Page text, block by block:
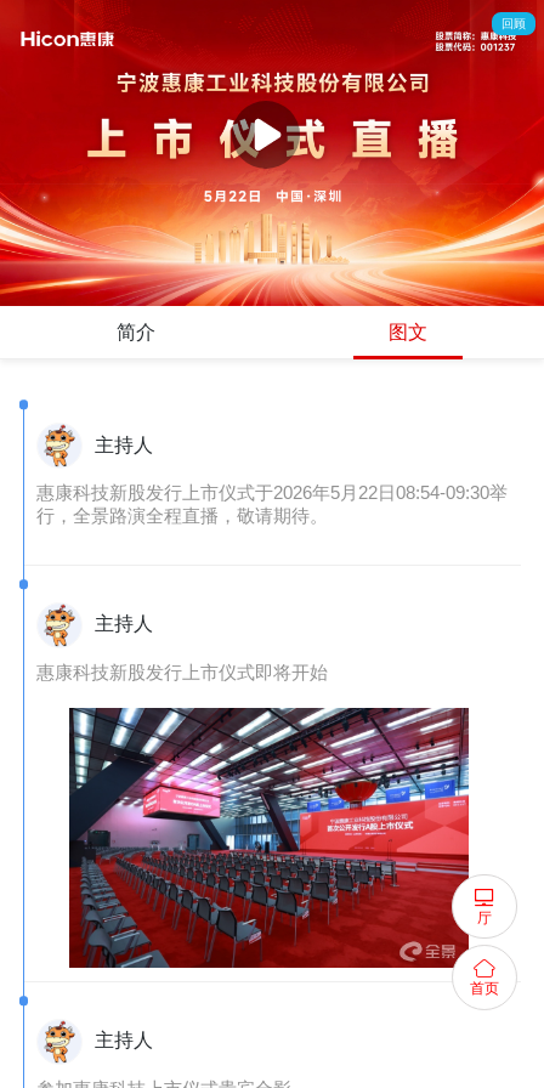
回顾
简介 图文
主持人
惠康科技新股发行上市仪式于2026年5月22日08:54-09:30举
行，全景路演全程直播，敬请期待。
主持人
惠康科技新股发行上市仪式即将开始
主持人
厅
首页